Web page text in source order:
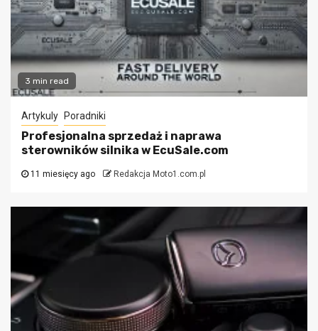
3 min read
Artykuly Poradniki
Profesjonalna sprzedaż i naprawa
sterowników silnika w EcuSale.com
11 miesięcy ago Redakcja Moto1.com.pl